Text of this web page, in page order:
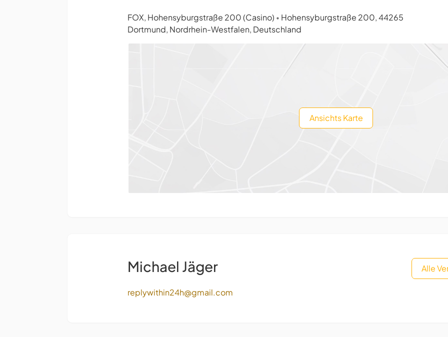
FOX, Hohensyburgstraße 200 (Casino) • Hohensyburgstraße 200, 44265
Dortmund, Nordrhein-Westfalen, Deutschland
Ansichts Karte
Michael Jäger
replywithin24h@gmail.com
Alle